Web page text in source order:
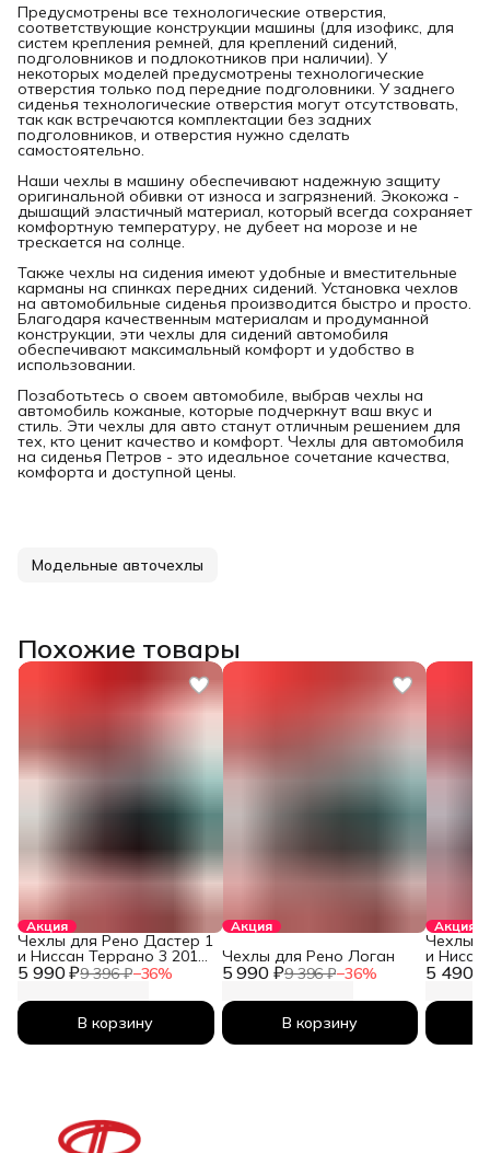
Предусмотрены все технологические отверстия,
соответствующие конструкции машины (для изофикс, для
систем крепления ремней, для креплений сидений,
подголовников и подлокотников при наличии). У
некоторых моделей предусмотрены технологические
отверстия только под передние подголовники. У заднего
сиденья технологические отверстия могут отсутствовать,
так как встречаются комплектации без задних
подголовников, и отверстия нужно сделать
самостоятельно.
Наши чехлы в машину обеспечивают надежную защиту
оригинальной обивки от износа и загрязнений. Экокожа -
дышащий эластичный материал, который всегда сохраняет
комфортную температуру, не дубеет на морозе и не
трескается на солнце.
Также чехлы на сидения имеют удобные и вместительные
карманы на спинках передних сидений. Установка чехлов
на автомобильные сиденья производится быстро и просто.
Благодаря качественным материалам и продуманной
конструкции, эти чехлы для сидений автомобиля
обеспечивают максимальный комфорт и удобство в
использовании.
Позаботьтесь о своем автомобиле, выбрав чехлы на
автомобиль кожаные, которые подчеркнут ваш вкус и
стиль. Эти чехлы для авто станут отличным решением для
тех, кто ценит качество и комфорт. Чехлы для автомобиля
на сиденья Петров - это идеальное сочетание качества,
комфорта и доступной цены.
Модельные авточехлы
Похожие товары
Акция
5 990 ₽9 396 ₽−36%
Чехлы для Рено Дастер 1
и Ниссан Террано 3 2010-
2026
В корзину
Акция
5 990 ₽9 396 ₽−36%
Чехлы для Рено Логан
В корзину
Акция
5 490 ₽
Чехлы
и
2026